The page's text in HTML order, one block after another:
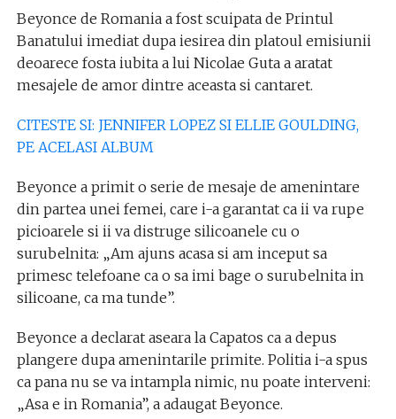
Beyonce de Romania a fost scuipata de Printul
Banatului imediat dupa iesirea din platoul emisiunii
deoarece fosta iubita a lui Nicolae Guta a aratat
mesajele de amor dintre aceasta si cantaret.
CITESTE SI: JENNIFER LOPEZ SI ELLIE GOULDING,
PE ACELASI ALBUM
Beyonce a primit o serie de mesaje de amenintare
din partea unei femei, care i-a garantat ca ii va rupe
picioarele si ii va distruge silicoanele cu o
surubelnita: „Am ajuns acasa si am inceput sa
primesc telefoane ca o sa imi bage o surubelnita in
silicoane, ca ma tunde”.
Beyonce a declarat aseara la Capatos ca a depus
plangere dupa amenintarile primite. Politia i-a spus
ca pana nu se va intampla nimic, nu poate interveni:
„Asa e in Romania”, a adaugat Beyonce.